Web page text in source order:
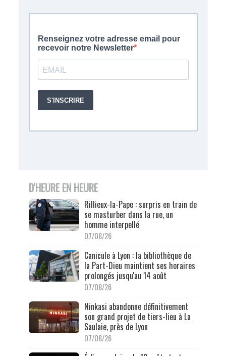
D'HEURE EN HEURE
Rillieux-la-Pape : surpris en train de
se masturber dans la rue, un
homme interpellé
07/08/26
Canicule à Lyon : la bibliothèque de
la Part-Dieu maintient ses horaires
prolongés jusqu'au 14 août
07/08/26
Ninkasi abandonne définitivement
son grand projet de tiers-lieu à La
Saulaie, près de Lyon
07/08/26